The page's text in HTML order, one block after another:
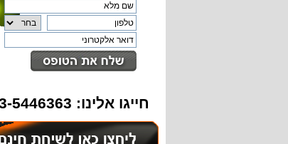
חייגו אלינו: 03-5446363